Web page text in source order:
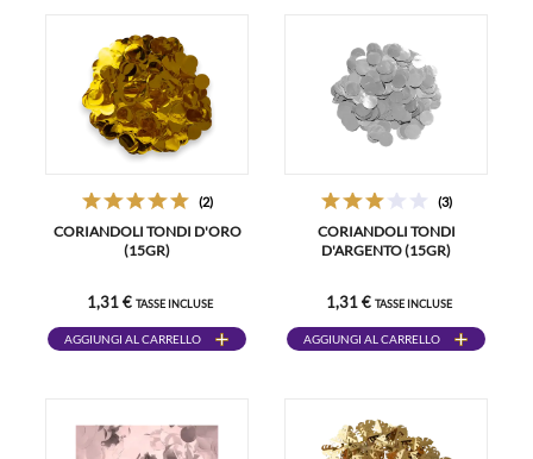
(2)
CORIANDOLI TONDI D'ORO
(15GR)
1,31 € TASSE INCLUSE
AGGIUNGI AL CARRELLO
(3)
CORIANDOLI TONDI
D'ARGENTO (15GR)
1,31 € TASSE INCLUSE
AGGIUNGI AL CARRELLO